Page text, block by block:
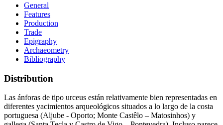
General
Features
Production
Trade
Epigraphy
Archaeometry
Bibliography
Distribution
Las ánforas de tipo urceus están relativamente bien representadas en
diferentes yacimientos arqueológicos situados a lo largo de la costa
portuguesa (Aljube - Oporto; Monte Castêlo – Matosinhos) y